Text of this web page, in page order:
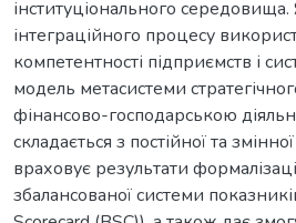
інституціонального
інтеграційного процесу
компетентності підприємств і
модель метасистеми
фінансово-господарською
складається з постійної та
враховує результати
збалансованої системи